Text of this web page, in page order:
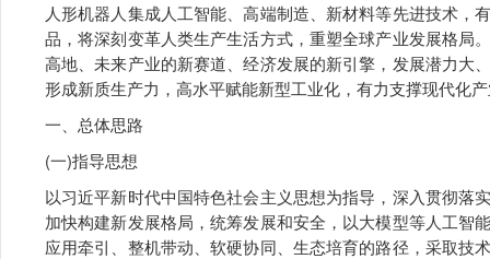
人形机器人集成人工智能、高端制造、新材料等先进技术
品，将深刻变革人类生产生活方式，重塑全球产业发展格局
高地、未来产业的新赛道、经济发展的新引擎，发展潜力大
形成新质生产力，高水平赋能新型工业化，有力支撑现代化
一、总体思路
(一)指导思想
以习近平新时代中国特色社会主义思想为指导，深入贯彻落
加快构建新发展格局，统筹发展和安全，以大模型等人工智
应用牵引、整机带动、软硬协同、生态培育的路径，采取技